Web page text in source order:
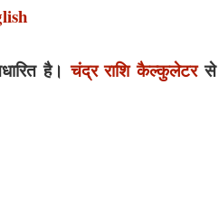
है।चंद्र राशि कैल्कुलेटरसे